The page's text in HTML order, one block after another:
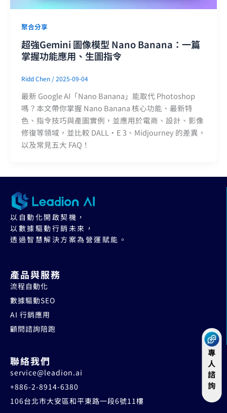
聚合分享
超強Gemini 圖像模型 Nano Banana：一篇
掌握功能應用、生圖指令
Ridd Chen /2025-09-04
最新 Google AI「Nano Banana」能取代 Photoshop
嗎？本文帶你掌握 Nano Banana 核心功能、最新特
色、指令技巧與產圖實例，並應用於電商、設計、影像
修復等領域，並比較 DALL·E 3、Midjourney 的差異，
以及常見五大 FAQ！
以自動化開啟契機，
以數據驅動行銷未來，
透過智慧解決方案為營運賦能。
產品與服務
流程自動化
數據驅動SEO
AI 行銷應用
顧問諮詢陪跑
聯絡我們
service@leadion.ai
+886-2-8914-6380
106台北市大安區和平東路一段6號11樓